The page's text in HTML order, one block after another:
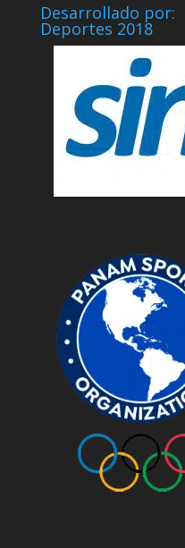
Desarrollado
Deportes 2018